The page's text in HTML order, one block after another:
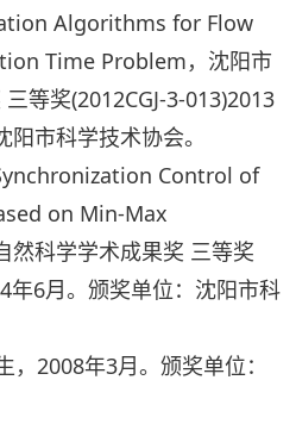
Algorithms for Flow
Time Problem，沈阳市
等奖(2012CGJ-3-013)2013
市科学技术协会。
Control of
on Min-Max
科学学术成果奖 三等奖
年6月。颁奖单位：沈阳市科
，2008年3月。颁奖单位：